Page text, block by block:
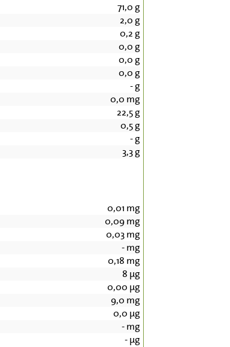
71,0 g
2,0 g
0,2 g
0,0 g
0,0 g
0,0 g
-g
0,0 mg
22,5g
0,5g
-g
3,3g
0,01 mg
0,09mg
0,03mg
-mg
0,18 mg
8 µg
0,00 µg
9,0 mg
0,0 µg
-mg
-µg